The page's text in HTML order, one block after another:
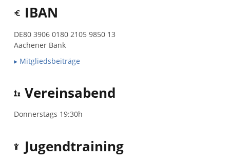
IBAN
DE80 3906 0180 2105 9850 13
Aachener Bank
▸ Mitgliedsbeiträge
Vereinsabend
Donnerstags 19:30h
Jugendtraining